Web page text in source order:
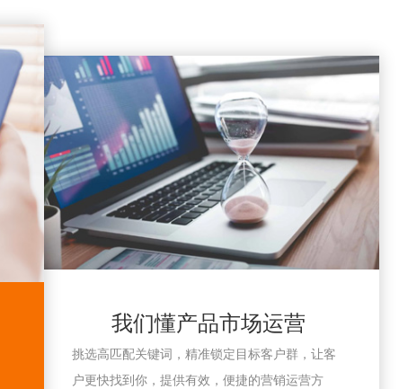
我们懂产品市场运营
挑选高匹配关键词，精准锁定目标客户群，让客
户更快找到你，提供有效，便捷的营销运营方